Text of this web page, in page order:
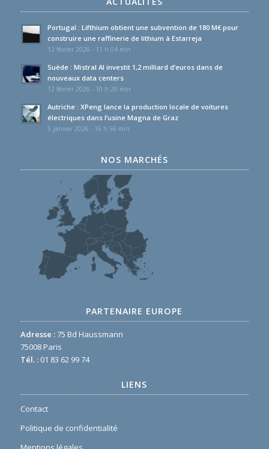
Portugal : Lifthium obtient une subvention de 180 M€ pour
construire une raffinerie de lithium à Estarreja
12 février 2026 - 11 h 04 min
Suède : Mistral AI investit 1,2 milliard d’euros dans de
nouveaux data centers
12 février 2026 - 10 h 20 min
Autriche : XPeng lance la production locale de voitures
électriques dans l’usine Magna de Graz
5 janvier 2026 - 16 h 56 min
NOS MARCHÉS
PARTENAIRE EUROPE
Adresse :75 Bd Haussmann
75008 Paris
Tél. :01 83 62 99 74
LIENS
Contact
Politique de confidentialité